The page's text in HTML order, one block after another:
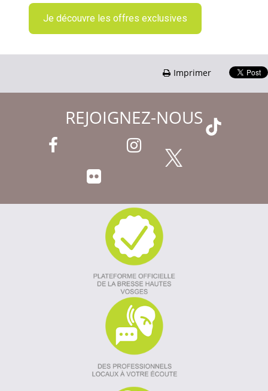
Je découvre les offres exclusives
Imprimer
REJOIGNEZ-NOUS